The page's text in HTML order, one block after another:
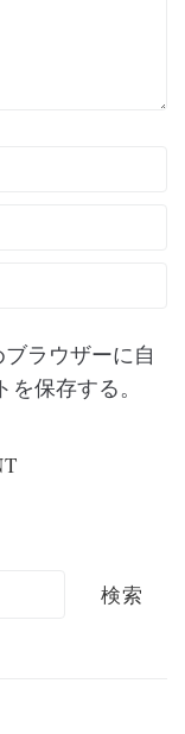
ラウザーに自
保存する。
検索